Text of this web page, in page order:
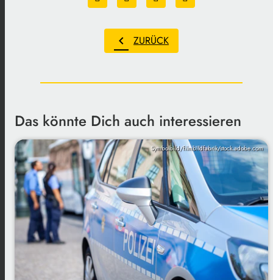
chevron_left ZURÜCK
Das könnte Dich auch interessieren
Symbolbild/filmbildfabrik/stock.adobe.com